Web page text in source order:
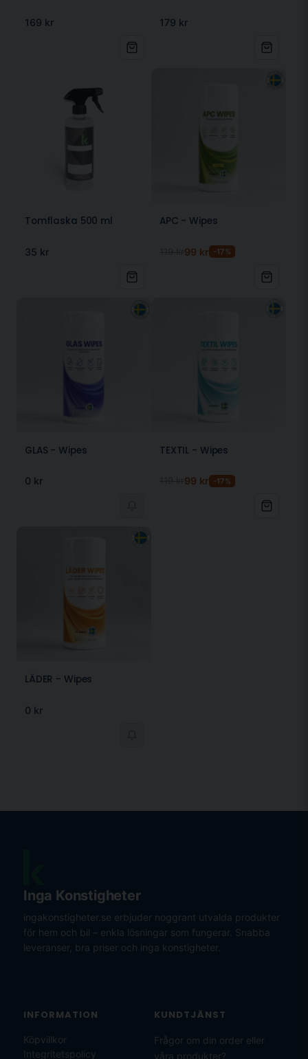
169 kr 179 kr
Tomflaska 500 ml
35 kr
APC - Wipes
99 kr -17%
GLAS - Wipes
0 kr
TEXTIL - Wipes
99 kr -17%
LÄDER - Wipes
0 kr
Inga Konstigheter
ingakonstigheter.se erbjuder noggrant utvalda produkter
för hem och bil – enkla lösningar som fungerar. Snabba
leveranser, bra priser och inga konstigheter.
INFORMATION
Köpvillkor
Integritetspolicy
KUNDTJÄNST
Frågor om din order eller
våra produkter?